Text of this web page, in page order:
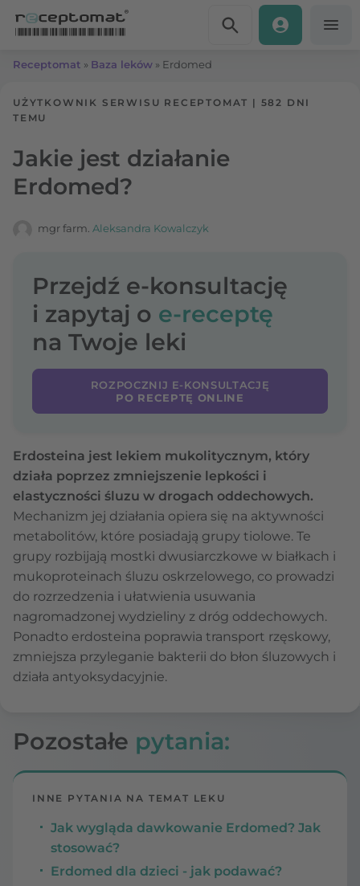
Receptomat » Baza leków » Erdomed
UŻYTKOWNIK SERWISU RECEPTOMAT | 582 DNI
TEMU
Jakie jest działanie
Erdomed?
mgr farm. Aleksandra Kowalczyk
Przejdź e-konsultację
i zapytaj o e-receptę
na Twoje leki
ROZPOCZNIJ E-KONSULTACJĘ
PO RECEPTĘ ONLINE
Erdosteina jest lekiem mukolitycznym, który
działa poprzez zmniejszenie lepkości i
elastyczności śluzu w drogach oddechowych.
Mechanizm jej działania opiera się na aktywności
metabolitów, które posiadają grupy tiolowe. Te
grupy rozbijają mostki dwusiarczkowe w białkach i
mukoproteinach śluzu oskrzelowego, co prowadzi
do rozrzedzenia i ułatwienia usuwania
nagromadzonej wydzieliny z dróg oddechowych.
Ponadto erdosteina poprawia transport rzęskowy,
zmniejsza przyleganie bakterii do błon śluzowych i
działa antyoksydacyjnie.
Pozostałe pytania:
INNE PYTANIA NA TEMAT LEKU
Jak wygląda dawkowanie Erdomed? Jak
stosować?
Erdomed dla dzieci - jak podawać?